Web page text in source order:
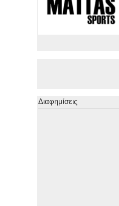
Διαφημίσεις